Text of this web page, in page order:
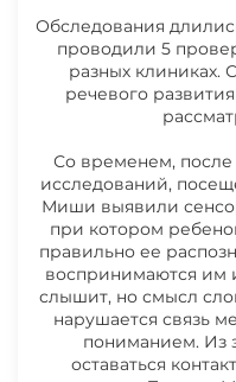
Обследования
проводили 5
разных клиниках.
речевого
Со временем, после
исследований,
Миши выявили
при котором
правильно ее
воспринимаются им
слышит, но смысл
нарушается связь
пониманием. Из
оставаться
20.07.2026
МИХАИЛА
МИХАИЛА
06.07.2026
МИХАИЛА